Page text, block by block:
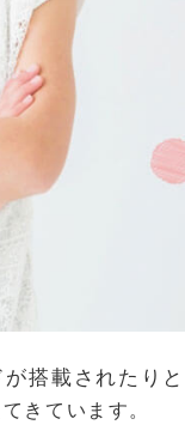
搭載されたり
きています。